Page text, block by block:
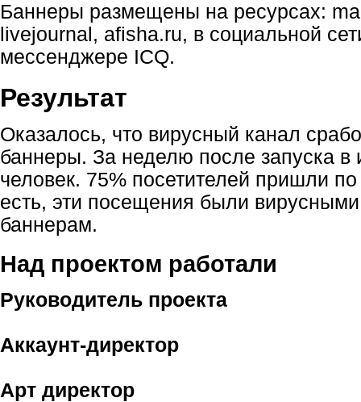
Баннеры размещены на ресурсах:
livejournal, afisha.ru, в социальной
мессенджере ICQ.
Результат
Оказалось, что вирусный канал
баннеры. За неделю после запуска в
человек. 75% посетителей пришли
есть, эти посещения были
баннерам.
Над проектом работали
Руководитель проекта
Аккаунт-директор
Арт директор